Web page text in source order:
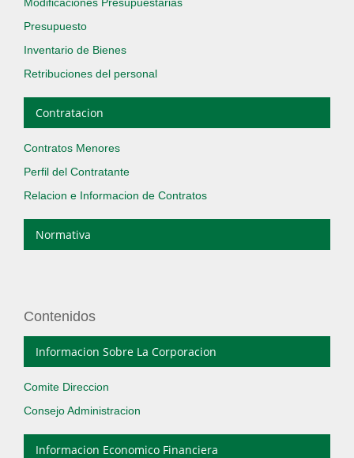
Presupuesto
Inventario de Bienes
Retribuciones del personal
Contratacion
Contratos Menores
Perfil del Contratante
Relacion e Informacion de Contratos
Normativa
Contenidos
Informacion Sobre La Corporacion
Comite Direccion
Consejo Administracion
Informacion Economico Financiera